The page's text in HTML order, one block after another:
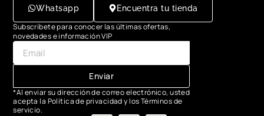
Whatsapp Encuentra tu tienda
Subscríbete para conocer las últimas ofertas,
novedades e información VIP
Enviar
*Al enviar su dirección de correo electrónico, usted
acepta la Política de privacidad y los Términos de
servicio.